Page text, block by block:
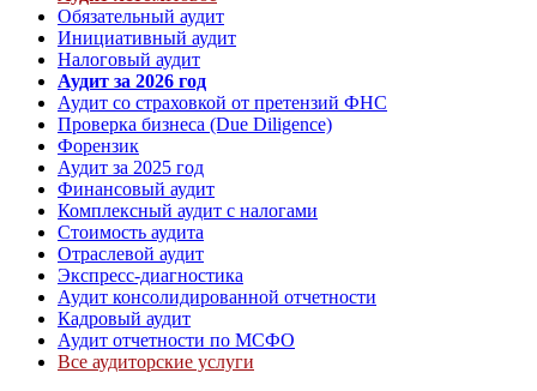
Обязательный аудит
Инициативный аудит
Налоговый аудит
Аудит за 2026 год
Аудит со страховкой от претензий ФНС
Проверка бизнеса (Due Diligence)
Форензик
Аудит за 2025 год
Финансовый аудит
Комплексный аудит с налогами
Стоимость аудита
Отраслевой аудит
Экспресс-диагностика
Аудит консолидированной отчетности
Кадровый аудит
Аудит отчетности по МСФО
Все аудиторские услуги